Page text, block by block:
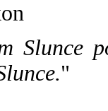
Slunce
"